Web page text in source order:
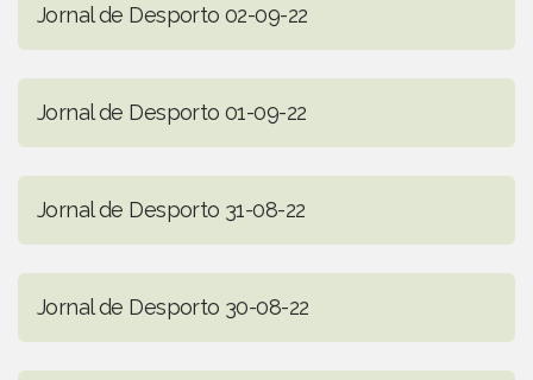
Jornal de Desporto 02-09-22
Jornal de Desporto 01-09-22
Jornal de Desporto 31-08-22
Jornal de Desporto 30-08-22